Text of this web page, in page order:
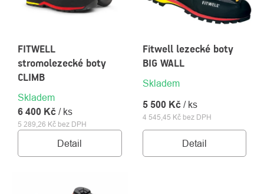
FITWELL
stromolezecké boty
CLIMB
Skladem
5 289,26 Kč bez DPH
6 400 Kč / ks
Detail
Fitwell lezecké boty
BIG WALL
Skladem
4 545,45 Kč bez DPH
5 500 Kč / ks
Detail